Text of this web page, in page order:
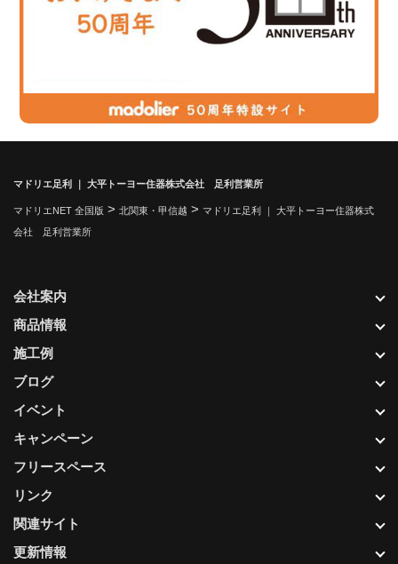
マドリエ足利 ｜ 大平トーヨー住器株式会社 足利営業所
マドリエNET 全国版 > 北関東・甲信越 > マドリエ足利 ｜ 大平トーヨー住器株式
会社 足利営業所
更新情報
会社案内
商品情報
施工例
ブログ
イベント
キャンペーン
フリースペース
リンク
関連サイト